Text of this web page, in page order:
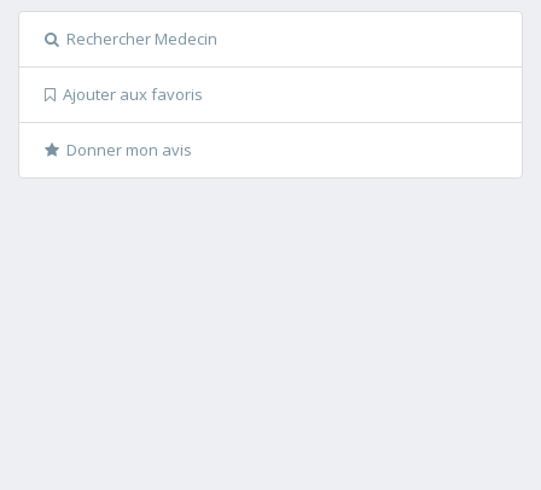
Rechercher Medecin
Ajouter aux favoris
Donner mon avis